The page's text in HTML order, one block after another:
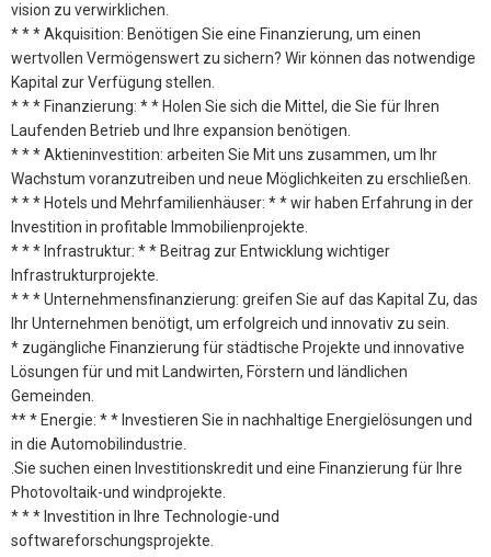
vision zu verwirklichen.
* * * Akquisition: Benötigen Sie eine Finanzierung, um einen
wertvollen Vermögenswert zu sichern? Wir können das notwendige
Kapital zur Verfügung stellen.
* * * Finanzierung: * * Holen Sie sich die Mittel, die Sie für Ihren
Laufenden Betrieb und Ihre expansion benötigen.
* * * Aktieninvestition: arbeiten Sie Mit uns zusammen, um Ihr
Wachstum voranzutreiben und neue Möglichkeiten zu erschließen.
* * * Hotels und Mehrfamilienhäuser: * * wir haben Erfahrung in der
Investition in profitable Immobilienprojekte.
* * * Infrastruktur: * * Beitrag zur Entwicklung wichtiger
Infrastrukturprojekte.
* * * Unternehmensfinanzierung: greifen Sie auf das Kapital Zu, das
Ihr Unternehmen benötigt, um erfolgreich und innovativ zu sein.
* zugängliche Finanzierung für städtische Projekte und innovative
Lösungen für und mit Landwirten, Förstern und ländlichen
Gemeinden.
** * Energie: * * Investieren Sie in nachhaltige Energielösungen und
in die Automobilindustrie.
.Sie suchen einen Investitionskredit und eine Finanzierung für Ihre
Photovoltaik-und windprojekte.
* * * Investition in Ihre Technologie-und
softwareforschungsprojekte.